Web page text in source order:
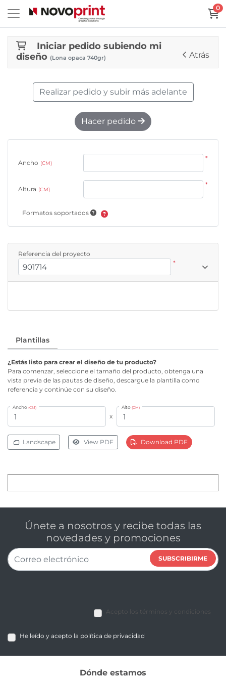
0
Iniciar pedido subiendo mi
diseño (Lona opaca 740gr) Atrás
Plantillas
¿Estás listo para crear el diseño de tu producto?
Para comenzar, seleccione el tamaño del producto, obtenga una
vista previa de las pautas de diseño, descargue la plantilla como
referencia y continúe con su diseño.
Ancho (CM)
x
Alto (CM)
Landscape View PDF Download PDF
Realizar pedido y subir más adelante
Hacer pedido
Ancho (CM)
*
Altura (CM)
*
Formatos soportados
Referencia del proyecto
*
Únete a nosotros y recibe todas las
novedades y promociones
SUBSCRIBIRME
Acepto los términos y condiciones
He leído y acepto la política de privacidad
Dónde estamos